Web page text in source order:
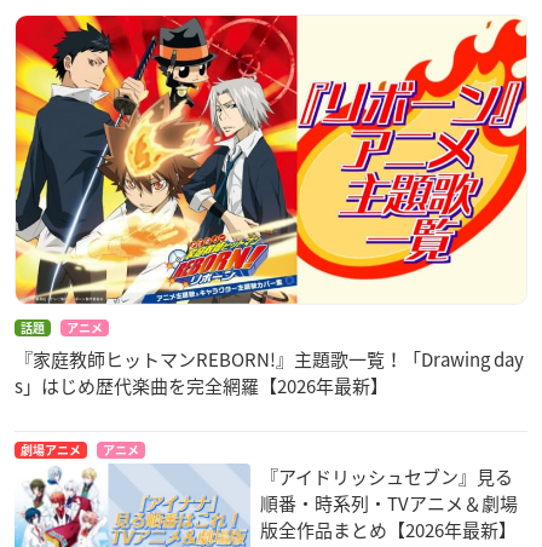
話題 アニメ
『家庭教師ヒットマンREBORN!』主題歌一覧！「Drawing day
s」はじめ歴代楽曲を完全網羅【2026年最新】
劇場アニメ アニメ
『アイドリッシュセブン』見る
順番・時系列・TVアニメ＆劇場
版全作品まとめ【2026年最新】